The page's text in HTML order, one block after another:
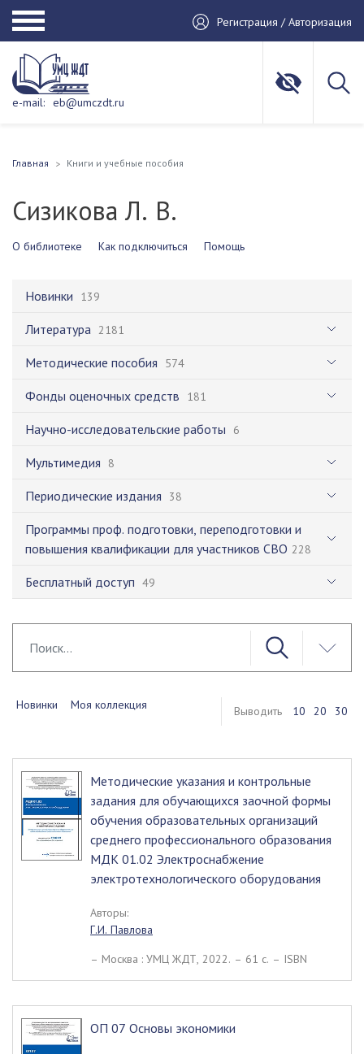
Регистрация / Авторизация
e-mail: eb@umczdt.ru
Главная Книги и учебные пособия
Сизикова Л. В.
О библиотеке Как подключиться Помощь
Новинки 139
Литература 2181
Методические пособия 574
Фонды оценочных средств 181
Научно-исследовательские работы 6
Мультимедия 8
Периодические издания 38
Программы проф. подготовки, переподготовки и
повышения квалификации для участников СВО 228
Бесплатный доступ 49
Новинки Моя коллекция Выводить 10 20 30
Методические указания и контрольные
задания для обучающихся заочной формы
обучения образовательных организаций
среднего профессионального образования
МДК 01.02 Электроснабжение
электротехнологического оборудования
Авторы:
Г.И. Павлова
– Москва : УМЦ ЖДТ, 2022. – 61 c. – ISBN
ОП 07 Основы экономики